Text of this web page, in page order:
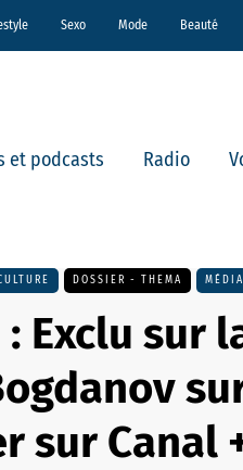
Sexo Mode Beauté
et podcasts Radio
DOSSIER - THEMA
Exclu sur
sur Canal